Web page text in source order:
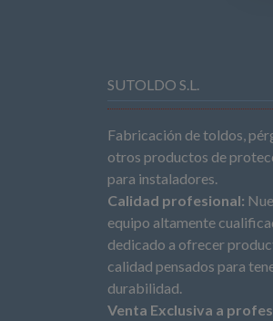
SUTOLDO S.L.
Fabricación de toldos,
otros productos de
para instaladores.
Calidad profesional:
equipo altamente
dedicado a ofrecer
calidad pensados para
durabilidad.
Venta Exclusiva a